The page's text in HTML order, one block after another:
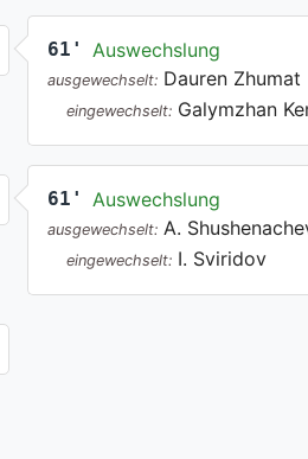
61' Auswechslung
ausgewechselt: Dauren Zhumat
eingewechselt: Galymzhan
61' Auswechslung
ausgewechselt: A.
eingewechselt: I. Sviridov